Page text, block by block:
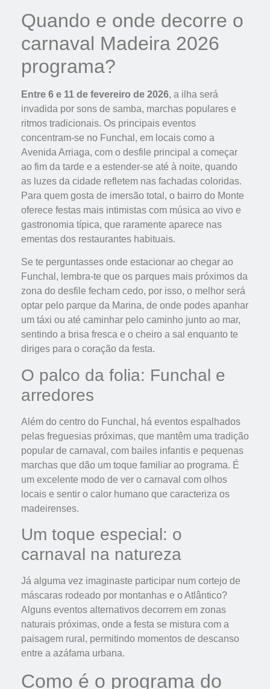
Quando e onde decorre o
carnaval Madeira 2026
programa?
Entre 6 e 11 de fevereiro de 2026, a ilha será
invadida por sons de samba, marchas populares e
ritmos tradicionais. Os principais eventos
concentram-se no Funchal, em locais como a
Avenida Arriaga, com o desfile principal a começar
ao fim da tarde e a estender-se até à noite, quando
as luzes da cidade refletem nas fachadas coloridas.
Para quem gosta de imersão total, o bairro do Monte
oferece festas mais intimistas com música ao vivo e
gastronomia típica, que raramente aparece nas
ementas dos restaurantes habituais.
Se te perguntasses onde estacionar ao chegar ao
Funchal, lembra-te que os parques mais próximos da
zona do desfile fecham cedo, por isso, o melhor será
optar pelo parque da Marina, de onde podes apanhar
um táxi ou até caminhar pelo caminho junto ao mar,
sentindo a brisa fresca e o cheiro a sal enquanto te
diriges para o coração da festa.
O palco da folia: Funchal e
arredores
Além do centro do Funchal, há eventos espalhados
pelas freguesias próximas, que mantêm uma tradição
popular de carnaval, com bailes infantis e pequenas
marchas que dão um toque familiar ao programa. É
um excelente modo de ver o carnaval com olhos
locais e sentir o calor humano que caracteriza os
madeirenses.
Um toque especial: o
carnaval na natureza
Já alguma vez imaginaste participar num cortejo de
máscaras rodeado por montanhas e o Atlântico?
Alguns eventos alternativos decorrem em zonas
naturais próximas, onde a festa se mistura com a
paisagem rural, permitindo momentos de descanso
entre a azáfama urbana.
Como é o programa do